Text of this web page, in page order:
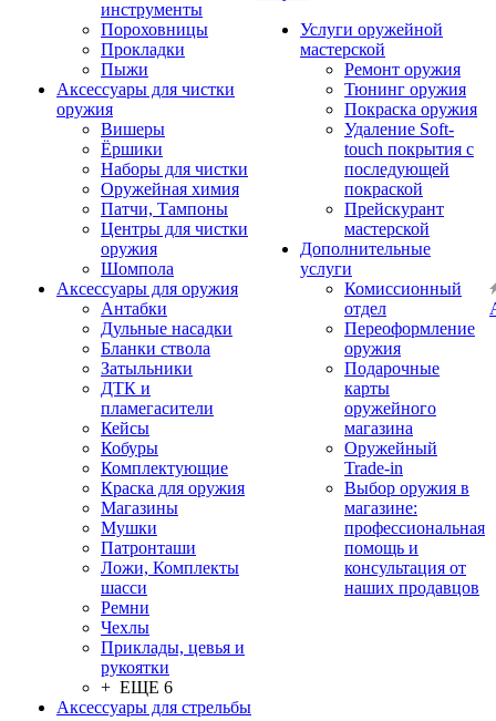
инструменты
Пороховницы
Прокладки
Пыжи
Аксессуары для чистки
оружия
Вишеры
Ёршики
Наборы для чистки
Оружейная химия
Патчи, Тампоны
Центры для чистки
оружия
Шомпола
Аксессуары для оружия
Антабки
Дульные насадки
Бланки ствола
Затыльники
ДТК и
пламегасители
Кейсы
Кобуры
Комплектующие
Краска для оружия
Магазины
Мушки
Патронташи
Ложи, Комплекты
шасси
Ремни
Чехлы
Приклады, цевья и
рукоятки
+ ЕЩЕ 6
Аксессуары для стрельбы
Услуги оружейной
мастерской
Ремонт оружия
Тюнинг оружия
Покраска оружия
Удаление Soft-
touch покрытия с
последующей
покраской
Прейскурант
мастерской
Дополнительные
услуги
Комиссионный
отдел
Переоформление
оружия
Подарочные
карты
оружейного
магазина
Оружейный
Trade-in
Выбор оружия в
магазине:
профессиональная
помощь и
консультация от
наших продавцов